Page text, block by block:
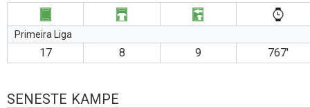
Primeira Liga
17 8 9 767′
SENESTE KAMPE